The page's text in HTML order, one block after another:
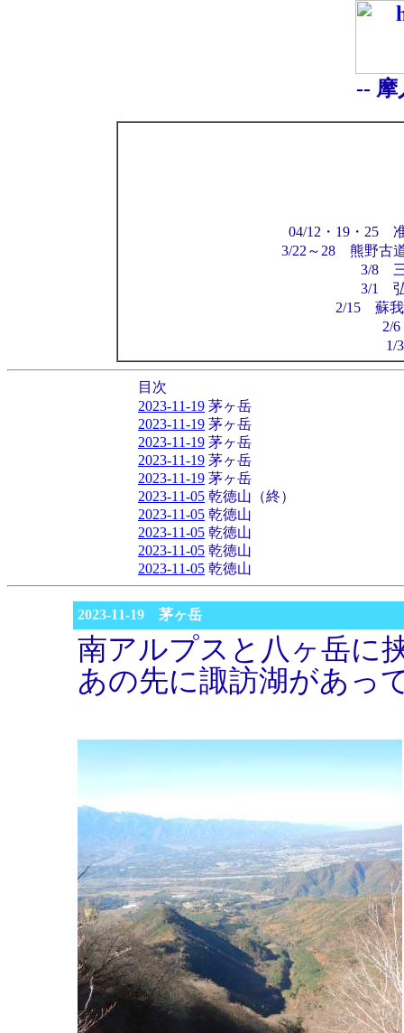
--
04/12・19・25
3/22～28 熊野古
3/8
3/1
2/15 蘇
2/
1/
目次
2023-11-19 茅ヶ岳
2023-11-19 茅ヶ岳
2023-11-19 茅ヶ岳
2023-11-19 茅ヶ岳
2023-11-19 茅ヶ岳
2023-11-05 乾徳山（終）
2023-11-05 乾徳山
2023-11-05 乾徳山
2023-11-05 乾徳山
2023-11-05 乾徳山
2023-11-19 茅ヶ岳
南アルプスと八ヶ岳に
あの先に諏訪湖があっ